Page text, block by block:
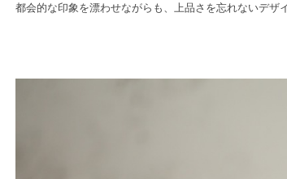
都会的な印象を漂わせながらも、上品さを忘れないデザ